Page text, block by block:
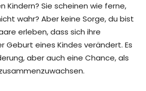
Kindern? Sie scheinen wie ferne,
wahr? Aber keine Sorge, du bist
erleben, dass sich ihre
Geburt eines Kindes verändert. Es
aber auch eine Chance, als